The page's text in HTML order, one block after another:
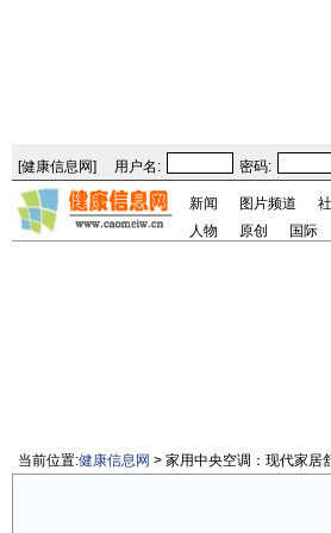
[健康信息网] 用户名: 密码:
新闻 图片频道
人物
原创 国际
当前位置:健康信息网 > 家用中央空调：现代家居